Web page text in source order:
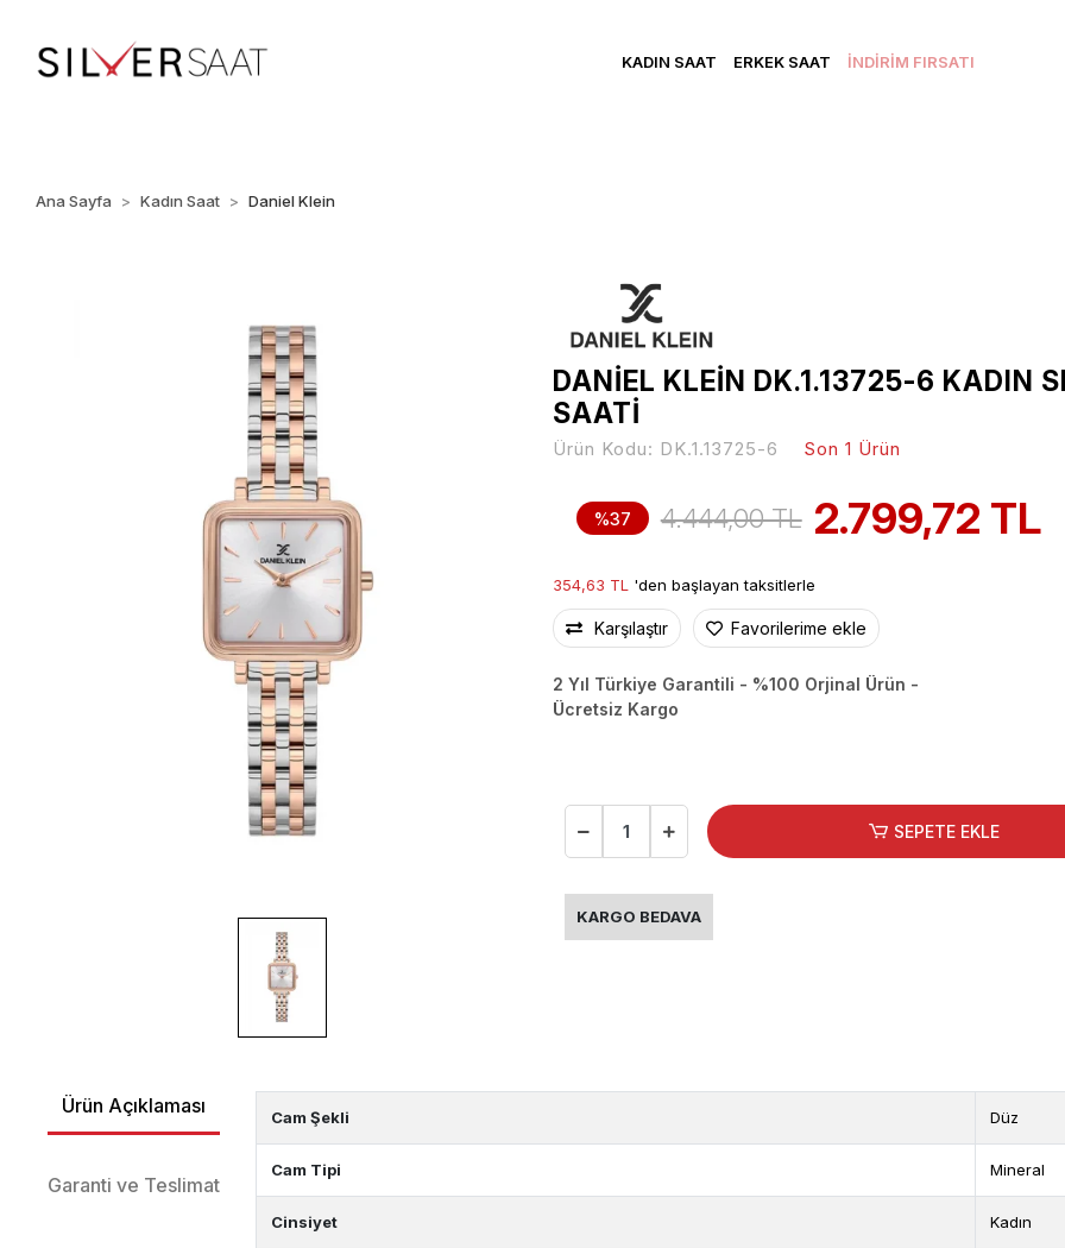
KADIN SAAT ERKEK SAAT İNDİRİM FIRSATI
Ana Sayfa Kadın Saat Daniel Klein
DANİEL KLEİN DK.1.13725-6 KADIN
SAATİ
Ürün Kodu: DK.1.13725-6 Son 1 Ürün
%37 4.444,00 TL 2.799,72 TL
354,63 TL 'den başlayan taksitlerle
Karşılaştır Favorilerime ekle
2 Yıl Türkiye Garantili - %100 Orjinal Ürün -
Ücretsiz Kargo
SEPETE EKLE
KARGO BEDAVA
Ürün Açıklaması
Garanti ve Teslimat
Cam Şekli Düz
Cam Tipi Mineral
Cinsiyet Kadın